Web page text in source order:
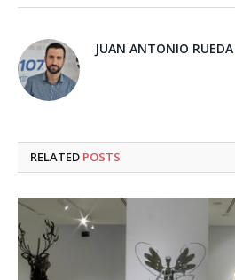
JUAN ANTONIO
RELATED POSTS